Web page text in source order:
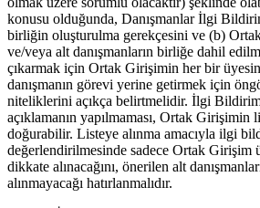
konusu olduğunda, Danışmanlar İlgi
birliğin oluşturulma gerekçesini ve (b)
ve/veya alt danışmanların birliğe dahil
çıkarmak için Ortak Girişimin her bir
danışmanın görevi yerine getirmek için
niteliklerini açıkça belirtmelidir. İlgi
açıklamanın yapılmaması, Ortak Girişimin
doğurabilir. Listeye alınma amacıyla ilgi
değerlendirilmesinde sadece Ortak
dikkate alınacağını, önerilen alt
alınmayacağı hatırlanmalıdır.